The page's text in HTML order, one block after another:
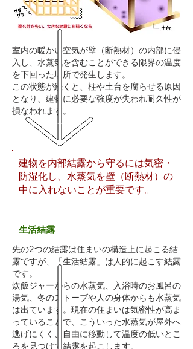
室内の暖かい空気が壁（断熱材）の内部に侵
入し、水蒸気を含むことができる限界の温度
を下回った場所で発生します。
この状態が続くと、柱や土台を腐らせる原因
となり、建物に必要な強度が失われ耐久性が
損なわれます。
建物を内部結露から守るには気密・
防湿化し、水蒸気を壁（断熱材）の
中に入れないことが重要です。
生活結露
先の2つの結露は住まいの構造上に起こる結
露ですが、「生活結露」は人的に起こす結露
です。
炊飯ジャーからの水蒸気、入浴時のお風呂の
湯気、冬のストーブや人の身体からも水蒸気
は出ています。現在の住まいは気密性が高ま
っていることで、こういった水蒸気が屋外へ
逃げにくく、自由に移動して温度の低いとこ
ろを見つけて結露を起こします。